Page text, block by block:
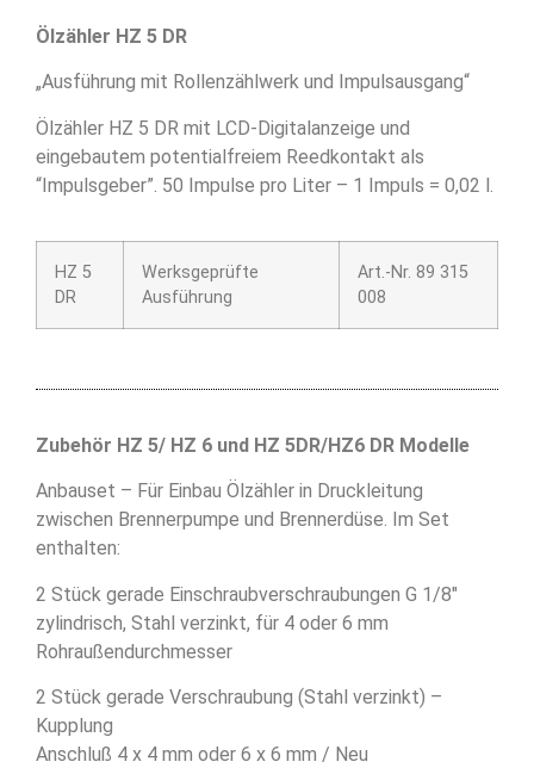
Ölzähler HZ 5 DR
„Ausführung mit Rollenzählwerk und Impulsausgang“
Ölzähler HZ 5 DR mit LCD-Digitalanzeige und
eingebautem potentialfreiem Reedkontakt als
“Impulsgeber”. 50 Impulse pro Liter – 1 Impuls = 0,02 l.
HZ 5
DR
Werksgeprüfte
Ausführung
Art.-Nr. 89 315
008
Zubehör HZ 5/ HZ 6 und HZ 5DR/HZ6 DR Modelle
Anbauset – Für Einbau Ölzähler in Druckleitung
zwischen Brennerpumpe und Brennerdüse. Im Set
enthalten:
2 Stück gerade Einschraubverschraubungen G 1/8″
zylindrisch, Stahl verzinkt, für 4 oder 6 mm
Rohraußendurchmesser
2 Stück gerade Verschraubung (Stahl verzinkt) –
Kupplung
Anschluß 4 x 4 mm oder 6 x 6 mm / Neu